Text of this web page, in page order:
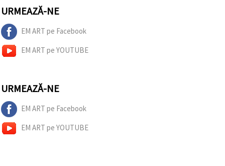
URMEAZĂ-NE
EM ART pe Facebook
EM ART pe YOUTUBE
URMEAZĂ-NE
EM ART pe Facebook
EM ART pe YOUTUBE